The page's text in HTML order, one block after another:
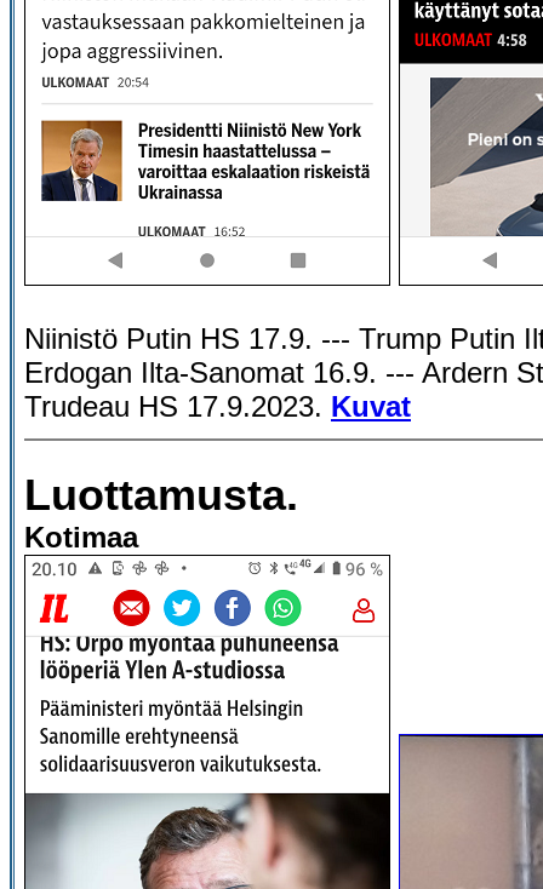
Niinistö Putin HS 17.9. --- Trump Putin
Erdogan Ilta-Sanomat 16.9. --- Ardern
Trudeau HS 17.9.2023. Kuvat
Luottamusta.
Kotimaa